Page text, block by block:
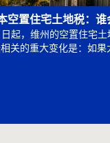
置住宅土地税：谁
起，维州的空置住宅
关的重大变化是：如